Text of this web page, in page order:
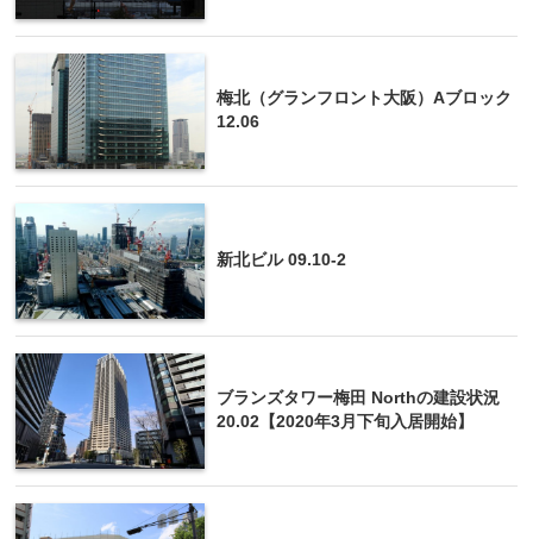
梅北（グランフロント大阪）Aブロック
12.06
新北ビル 09.10-2
ブランズタワー梅田 Northの建設状況
20.02【2020年3月下旬入居開始】